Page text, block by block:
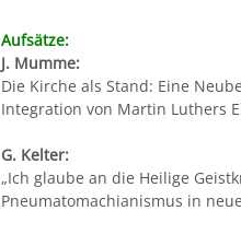
Aufsätze:
J. Mumme:
Die Kirche als Stand: Eine
Integration von Martin Luthers
G. Kelter:
„Ich glaube an die Heilige
Pneumatomachianismus in